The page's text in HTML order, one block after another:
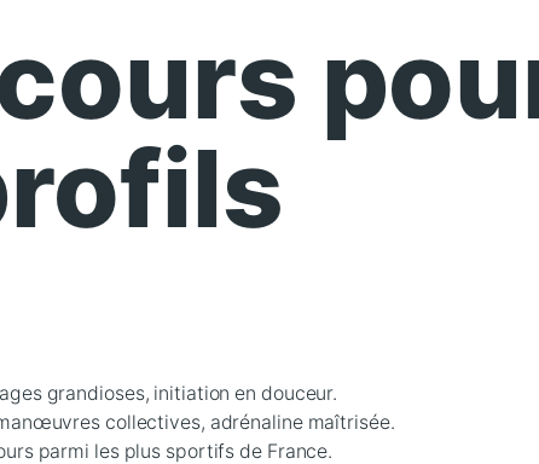
grandioses, initiation en douceur.
collectives, adrénaline maîtrisée.
parmi les plus sportifs de France.